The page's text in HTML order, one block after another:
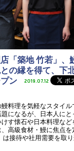
「築地 竹若」、
の縁を得て、下
ン
2019.07.12
料理を気軽なスタイ
になるが、日本人に
す懐石や日本料理な
高級食材・鰻に焦点
は接待や社用需要を取